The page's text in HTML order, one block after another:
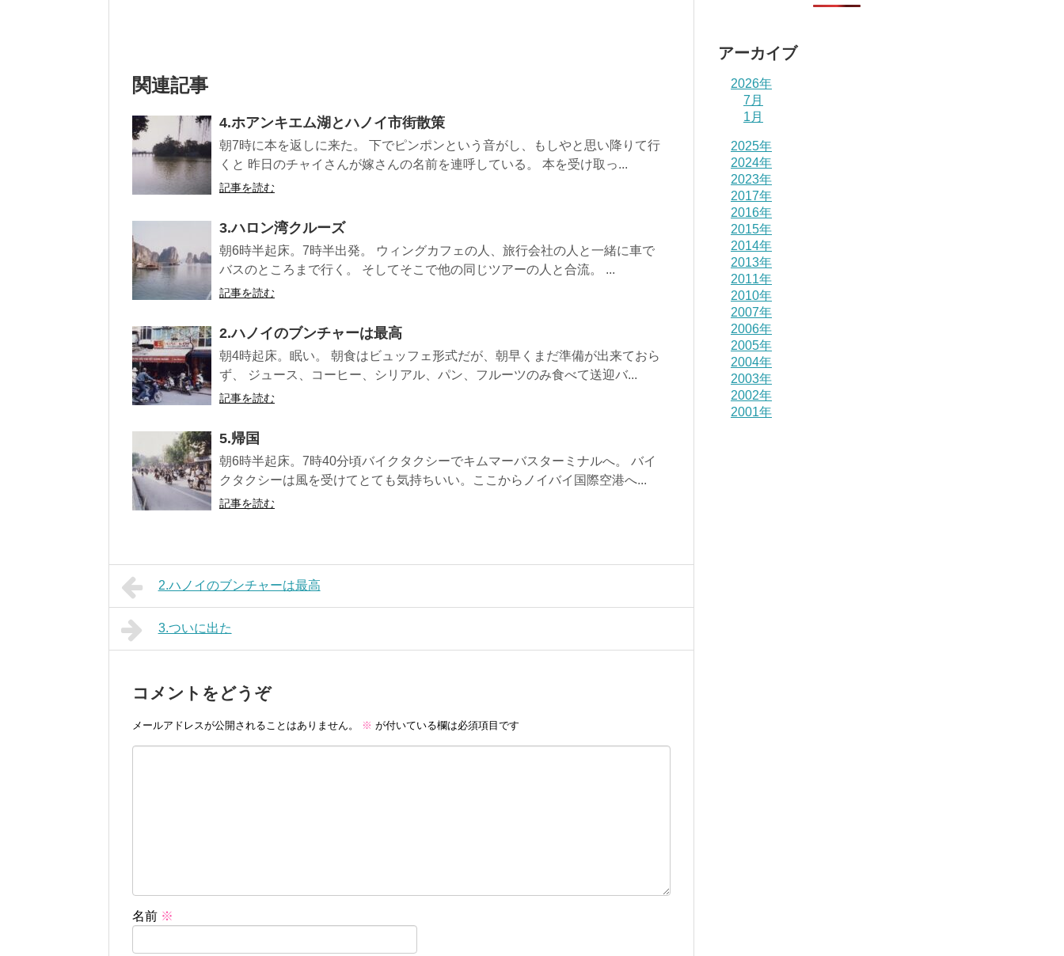
関連記事
4.ホアンキエム湖とハノイ市街散策
朝7時に本を返しに来た。 下でピンポンという音がし、もしやと思い降りて行
くと 昨日のチャイさんが嫁さんの名前を連呼している。 本を受け取っ...
記事を読む
3.ハロン湾クルーズ
朝6時半起床。7時半出発。 ウィングカフェの人、旅行会社の人と一緒に車で
バスのところまで行く。 そしてそこで他の同じツアーの人と合流。 ...
記事を読む
2.ハノイのブンチャーは最高
朝4時起床。眠い。 朝食はビュッフェ形式だが、朝早くまだ準備が出来ておら
ず、 ジュース、コーヒー、シリアル、パン、フルーツのみ食べて送迎バ...
記事を読む
5.帰国
朝6時半起床。7時40分頃バイクタクシーでキムマーバスターミナルへ。 バイ
クタクシーは風を受けてとても気持ちいい。ここからノイバイ国際空港へ...
記事を読む
2.ハノイのブンチャーは最高
3.ついに出た
コメントをどうぞ
メールアドレスが公開されることはありません。 ※ が付いている欄は必須項目です
名前 ※
アーカイブ
2026年
7月
1月
2025年
2024年
2023年
2017年
2016年
2015年
2014年
2013年
2011年
2010年
2007年
2006年
2005年
2004年
2003年
2002年
2001年